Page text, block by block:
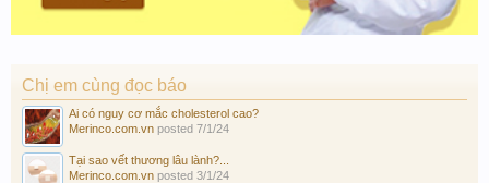
Chị em cùng đọc báo
Ai có nguy cơ mắc cholesterol cao?
Merinco.com.vn posted 7/1/24
Tại sao vết thương lâu lành?...
Merinco.com.vn posted 3/1/24